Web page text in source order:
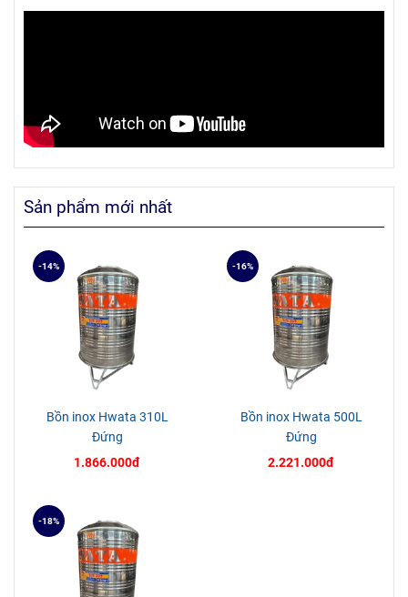
Sản phẩm mới nhất
Bồn inox Hwata 310L
Đứng
1.866.000đ
-14%
Bồn inox Hwata 500L
Đứng
2.221.000đ
-16%
-18%